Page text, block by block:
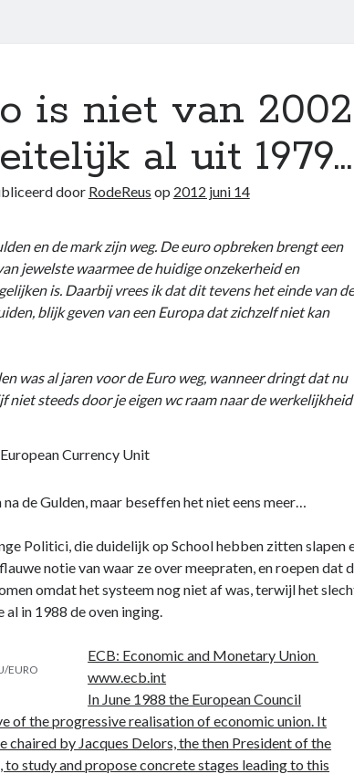
is niet van 2002
al uit 1979…
door RodeReus op 2012 juni 14
en de mark zijn weg. De euro opbreken brengt een
jewelste waarmee de huidige onzekerheid en
is. Daarbij vrees ik dat dit tevens het einde van
blijk geven van een Europa dat zichzelf niet kan
was al jaren voor de Euro weg, wanneer dringt dat nu
niet steeds door je eigen wc raam naar de werkelijkheid
na de Gulden, maar beseffen het niet eens meer…
Politici, die duidelijk op School hebben zitten slapen
notie van waar ze over meepraten, en roepen dat
omdat het systeem nog niet af was, terwijl het
al in 1988 de oven inging.
EURO
ECB: Economic and Monetary Union
www.ecb.int
In June 1988 the European Council
of the progressive realisation of economic union. It
chaired by Jacques Delors, the then President of the
to study and propose concrete stages leading to this